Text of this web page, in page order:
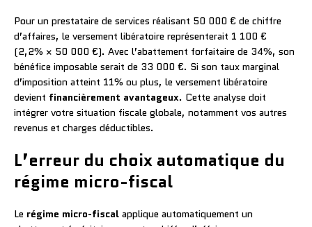
Pour un prestataire de services réalisant 50 000 € de chiffre
d’affaires, le versement libératoire représenterait 1 100 €
(2,2% × 50 000 €). Avec l’abattement forfaitaire de 34%, son
bénéfice imposable serait de 33 000 €. Si son taux marginal
d’imposition atteint 11% ou plus, le versement libératoire
devient financièrement avantageux. Cette analyse doit
intégrer votre situation fiscale globale, notamment vos autres
revenus et charges déductibles.
L’erreur du choix automatique du
régime micro-fiscal
Le régime micro-fiscal applique automatiquement un